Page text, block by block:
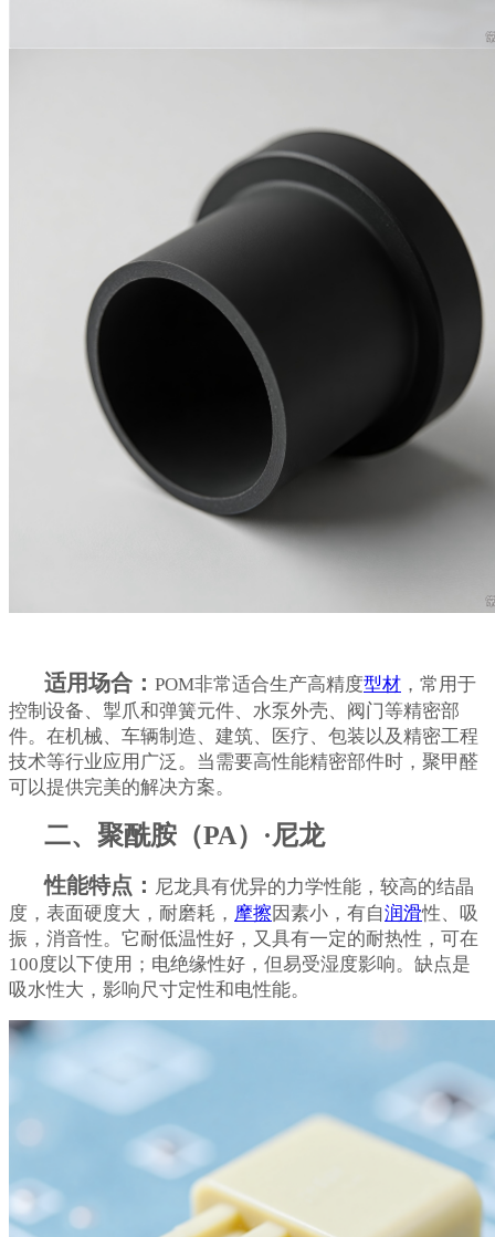
适用场合： POM非常适合生产高精度型材 ，常用于
控制设备、掣爪和弹簧元件、水泵外壳、阀门等精密部
件。在机械、车辆制造、建筑、医疗、包装以及精密工程
技术等行业应用广泛。当需要高性能精密部件时，聚甲醛
可以提供完美的解决方案。
二、聚酰胺（PA）·尼龙
性能特点： 尼龙具有优异的力学性能，较高的结晶
度，表面硬度大，耐磨耗， 摩擦因素小，有自润滑性、吸
振，消音性。它耐低温性好，又具有一定的耐热性，可在
100度以下使用；电绝缘性好，但易受湿度影响。缺点是
吸水性大，影响尺寸定性和电性能。